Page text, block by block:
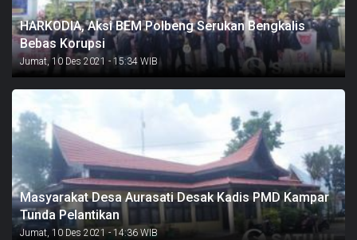
HARKODIA, Aksi BEM Polbeng Serukan Bengkalis
Bebas Korupsi
Jumat, 10 Des 2021 - 15:34 WIB
Masyarakat Desa Aurasati Desak Kadis PMD Kampar
Tunda Pelantikan
Jumat, 10 Des 2021 - 14:36 WIB